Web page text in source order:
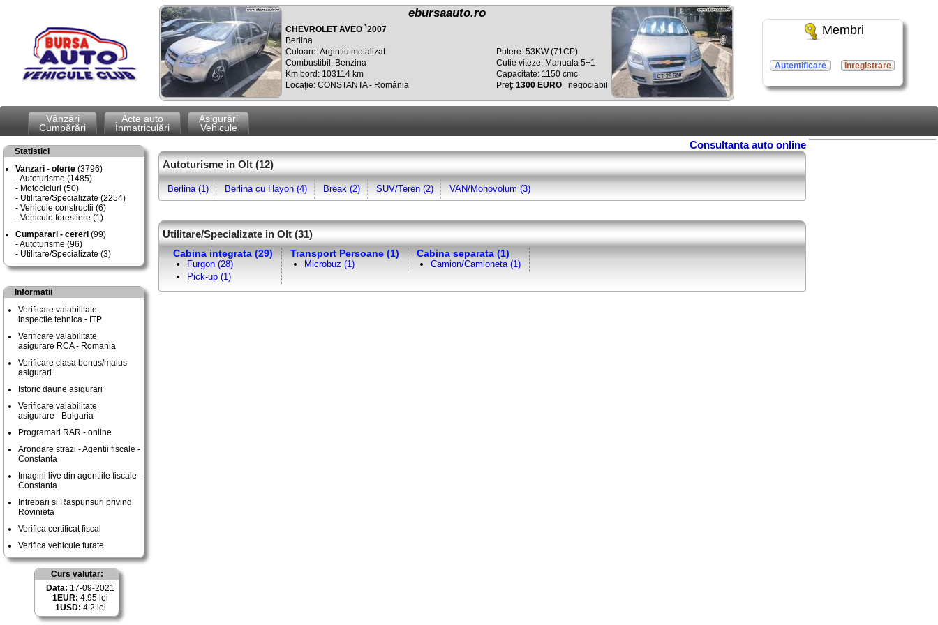
ebursaauto.ro
CHEVROLET AVEO `2007
Berlina
Culoare: Argintiu metalizat
Combustibil: Benzina
Km bord: 103114 km
Locaţie: CONSTANTA - România
Putere: 53KW (71CP)
Cutie viteze: Manuala 5+1
Capacitate: 1150 cmc
Preţ: 1300 EURO negociabil
Membri
Autentificare Înregistrare
Vânzări
Cumpărări
Acte auto
Înmatriculări
Asigurări
Vehicule
Statistici
Vanzari - oferte (3796)
Autoturisme (1485)
Motocicluri (50)
Utilitare/Specializate (2254)
Vehicule constructii (6)
Vehicule forestiere (1)
Cumparari - cereri (99)
Autoturisme (96)
Utilitare/Specializate (3)
Informatii
Verificare valabilitate
inspectie tehnica - ITP
Verificare valabilitate
asigurare RCA - Romania
Verificare clasa bonus/malus
asigurari
Istoric daune asigurari
Verificare valabilitate
asigurare - Bulgaria
Programari RAR - online
Arondare strazi - Agentii fiscale -
Constanta
Imagini live din agentiile fiscale -
Constanta
Intrebari si Raspunsuri privind
Rovinieta
Verifica certificat fiscal
Verifica vehicule furate
Curs valutar:
Data: 17-09-2021
1EUR: 4.95 lei
1USD: 4.2 lei
Consultanta auto online
Autoturisme in Olt (12)
Berlina (1) Berlina cu Hayon (4) Break (2) SUV/Teren (2) VAN/Monovolum (3)
Utilitare/Specializate in Olt (31)
Cabina integrata (29)
Furgon (28)
Pick-up (1)
Transport Persoane (1)
Microbuz (1)
Cabina separata (1)
Camion/Camioneta (1)